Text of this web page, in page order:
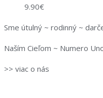
9.90€
Sme útulný ~ rodinný ~
Naším Cieľom ~ Numero
>> viac o nás